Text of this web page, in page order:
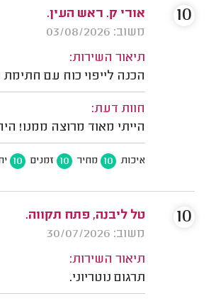
אורי ק. ראש העין.
משוב: 03/08/2026
תיאור השירות:
הכנה לייפוי כוח עם חתימת
חוות דעת:
הייתי מאוד מרוצה ממנו!
איכות 10 מחיר 10 זמנים 10
10
טל ליבנה, פתח תקווה.
משוב: 30/07/2026
תיאור השירות:
תרגום נוטריוני.
10